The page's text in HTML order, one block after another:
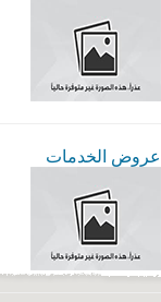
عروض الخدمات